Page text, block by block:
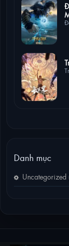
Danh mục
Uncategorized